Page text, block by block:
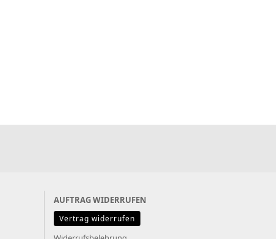
AUFTRAG WIDERRUFEN
Vertrag widerrufen